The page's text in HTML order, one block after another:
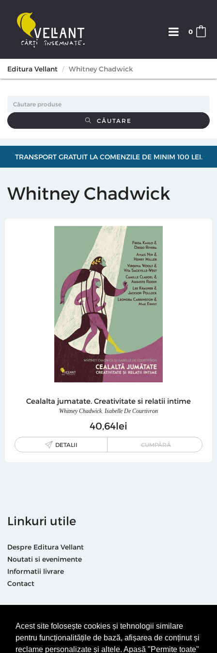
Acest site folosește cookies și tehnologii similare
pentru funcționalitățile de bază, afișarea de conținut și
reclame personalizate și altele. Apasă "Permite toate"
0
Editura Vellant Whitney Chadwick
CĂUTARE
TRANSPORT GRATUIT LA COMENZILE DE MINIM 100 LEI.
Whitney Chadwick
Cealalta jumatate. Creativitate si relatii intime
Whitney Chadwick, Isabelle De Courtivron
40 64lei
DETALII CUMPĂRĂ
Linkuri utile
Despre Editura Vellant
Noutati si evenimente
Informatii livrare
Contact